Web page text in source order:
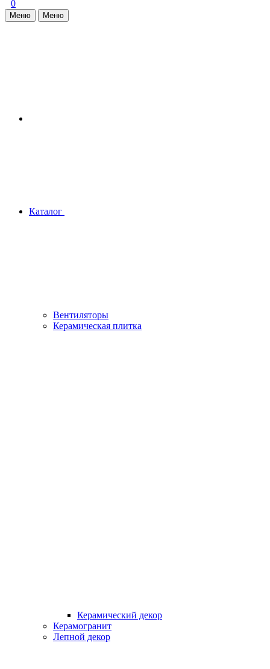
0
Меню Меню
Каталог
Вентиляторы
Керамическая плитка
Керамический декор
Керамогранит
Лепной декор